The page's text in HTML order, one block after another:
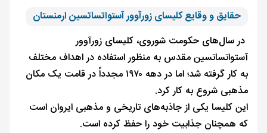
حقایق و وقایع کلیسای زورآوور آستواتساتسین ارمنستان
در سال‌های حکومت شوروی، کلیسای زورآوور
آستواتساتسین مقدس به منظور استفاده در اهداف مختلف
به کار گرفته شد؛ اما در دهه ۱۹۷۰ مجدداً در قامت یک مکان
مذهبی شروع به کار کرد.
این کلیسا یکی از جاذبه‌های تاریخی و مذهبی ایروان است
که همچنان جذابیت خود را حفظ کرده‌ است.